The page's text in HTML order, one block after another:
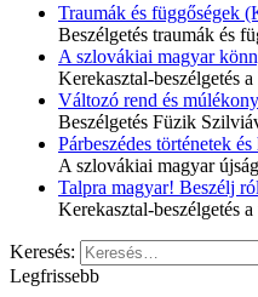
Traumák és függőségek
Beszélgetés traumák és
A szlovákiai magyar
Kerekasztal-beszélgetés
Változó rend és
Beszélgetés Füzik
Párbeszédes történetek
A szlovákiai magyar
Talpra magyar! Beszélj
Kerekasztal-beszélgetés
Keresés:
Legfrissebb